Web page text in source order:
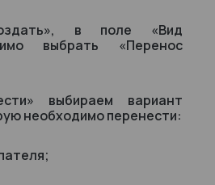
в поле «Вид
выбрать «Перенос
выбираем вариант
необходимо перенести: